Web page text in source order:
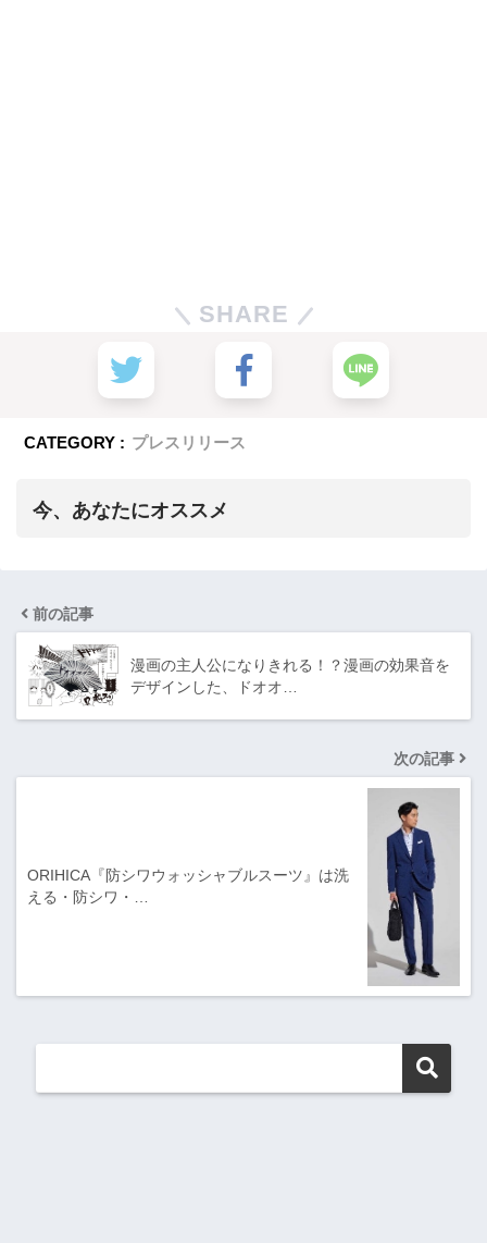
SHARE
CATEGORY : プレスリリース
今、あなたにオススメ
前の記事
漫画の主人公になりきれる！？漫画の効果音を
デザインした、ドオオ…
次の記事
ORIHICA『防シワウォッシャブルスーツ』は洗
える・防シワ・…